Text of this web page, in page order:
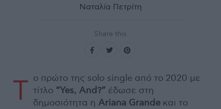
Ναταλία Πετρίτη
Share this
Τ ο πρώτο της solo single από το 2020 με
τίτλο “Yes, And?” έδωσε στη
δημοσιότητα η Ariana Grande και το